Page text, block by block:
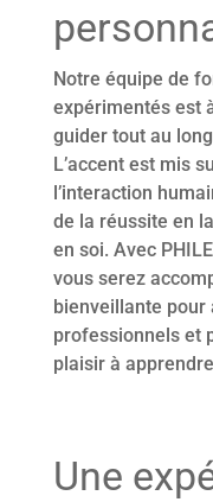
Notre équipe de
expérimentés est
guider tout au
L’accent est mis
l’interaction
de la réussite en
en soi. Avec
vous serez
bienveillante
professionnels et
plaisir à
Une